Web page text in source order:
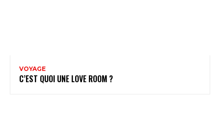
VOYAGE
C’EST QUOI UNE LOVE ROOM ?